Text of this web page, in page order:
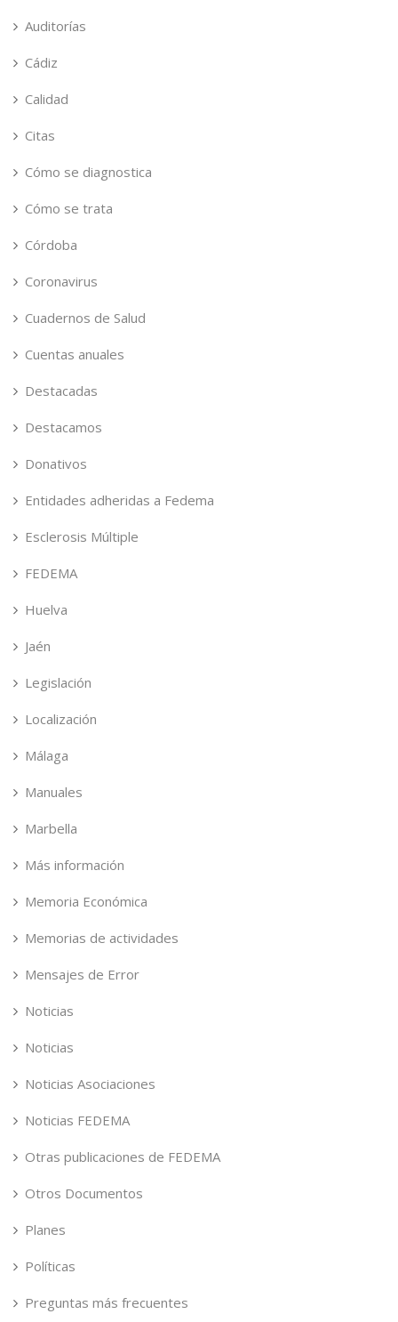
Auditorías
Cádiz
Calidad
Citas
Cómo se diagnostica
Cómo se trata
Córdoba
Coronavirus
Cuadernos de Salud
Cuentas anuales
Destacadas
Destacamos
Donativos
Entidades adheridas a Fedema
Esclerosis Múltiple
FEDEMA
Huelva
Jaén
Legislación
Localización
Málaga
Manuales
Marbella
Más información
Memoria Económica
Memorias de actividades
Mensajes de Error
Noticias
Noticias
Noticias Asociaciones
Noticias FEDEMA
Otras publicaciones de FEDEMA
Otros Documentos
Planes
Políticas
Preguntas más frecuentes